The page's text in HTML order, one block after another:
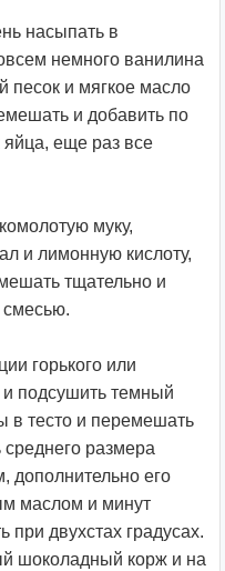
насыпать в
немного ванилина
песок и мягкое масло
и добавить по
еще раз все
муку,
и лимонную кислоту,
тщательно и
смесью.
горького или
подсушить темный
в тесто и перемешать
размера
дополнительно его
маслом и минут
при двухстах градусах.
шоколадный корж и на